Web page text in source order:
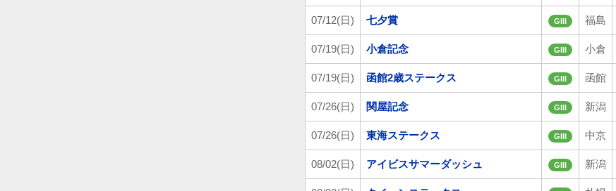
07/12(日) 七夕賞 GIII 福島
07/19(日) 小倉記念 GIII 小倉
07/19(日) 函館2歳ステークス GIII 函館
07/26(日) 関屋記念 GIII 新潟
07/26(日) 東海ステークス GIII 中京
08/02(日) アイビスサマーダッシュ GIII 新潟